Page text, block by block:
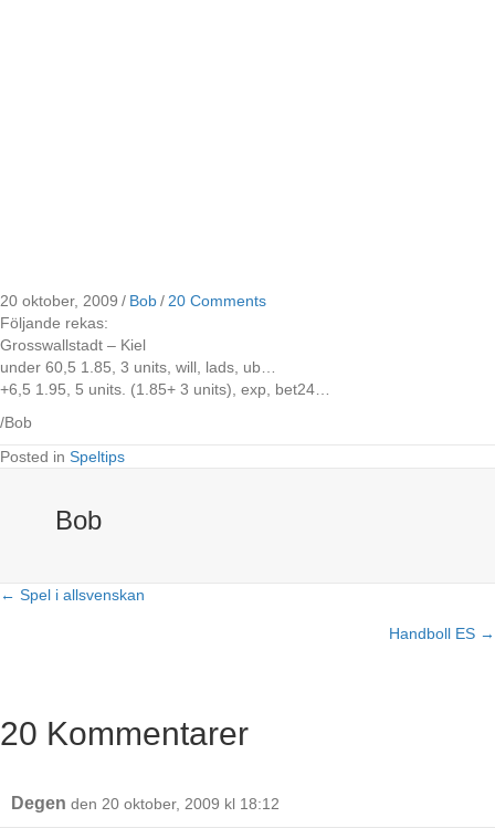
20 oktober, 2009 / Bob/ 20 Comments
Följande rekas:
Grosswallstadt – Kiel
under 60,5 1.85, 3 units, will, lads, ub…
+6,5 1.95, 5 units. (1.85+ 3 units), exp, bet24…
/Bob
Posted in Speltips
Bob
Posts
← Spel i allsvenskan
Handboll ES →
20 Kommentarer
Degen den 20 oktober, 2009 kl 18:12